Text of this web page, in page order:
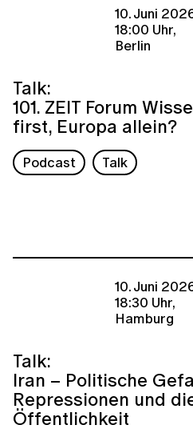
10. Juni
18:00 Uhr,
Berlin
Talk:
101. ZEIT Forum
first, Europa allein?
Podcast Talk
10. Juni
18:30 Uhr,
Hamburg
Talk:
Iran – Politische
Repressionen und
Öffentlichkeit